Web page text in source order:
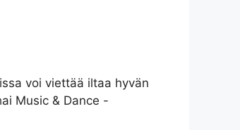
voi viettää iltaa hyvän
Music & Dance -